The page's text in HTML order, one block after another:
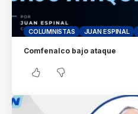
COLUMNISTAS JUAN ESPINAL
Comfenalco bajo ataque